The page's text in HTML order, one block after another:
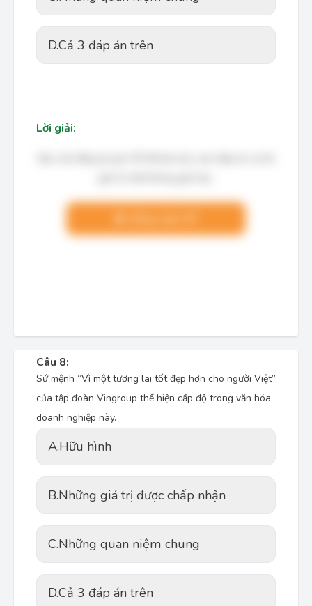
D.Cả 3 đáp án trên
Lời giải:
Câu 8:
Sứ mệnh “Vì một tương lai tốt đẹp hơn cho người Việt”
của tập đoàn Vingroup thể hiện cấp độ trong văn hóa
doanh nghiệp này.
A.Hữu hình
B.Những giá trị được chấp nhận
C.Những quan niệm chung
D.Cả 3 đáp án trên